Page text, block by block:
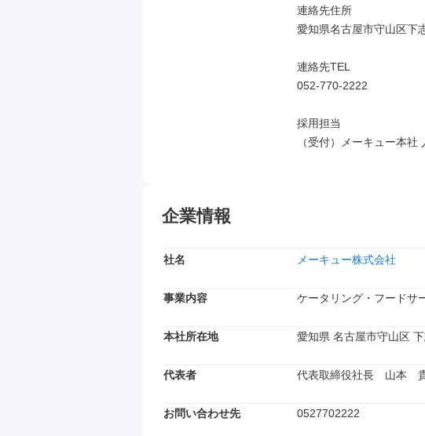
連絡先住所
愛知県名古屋市守山区下
連絡先TEL
052-770-2222
採用担当
（受付）メーキュー本社
企業情報
社名 メーキュー株式会社
事業内容 ケータリング・フードサ
本社所在地 愛知県 名古屋市守山区
代表者 代表取締役社長　山本　
お問い合わせ先 0527702222